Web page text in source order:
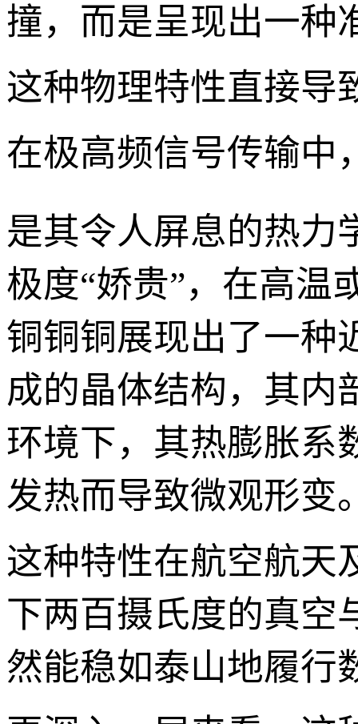
撞，而是呈现出一种
这种物理特性直接导
在极高频信号传输中
是其令人屏息的热力
极度“娇贵”，在高温
铜铜铜展现出了一种
成的晶体结构，其内
环境下，其热膨胀系
发热而导致微观形变
这种特性在航空航
下两百摄氏度的真空
然能稳如泰山地履行